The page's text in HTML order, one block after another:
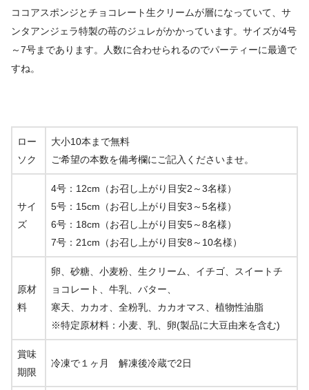
ココアスポンジとチョコレート生クリームが層になっていて、サ
ンタアンジェラ特製の苺のジュレがかかっています。サイズが4号
～7号まであります。人数に合わせられるのでパーティーに最適で
すね。
ロー
ソク
大小10本まで無料
ご希望の本数を備考欄にご記入くださいませ。
サイ
ズ
4号：12cm（お召し上がり目安2～3名様）
5号：15cm（お召し上がり目安3～5名様）
6号：18cm（お召し上がり目安5～8名様）
7号：21cm（お召し上がり目安8～10名様）
原材
料
卵、砂糖、小麦粉、生クリーム、イチゴ、スイートチ
ョコレート、牛乳、バター、
寒天、カカオ、全粉乳、カカオマス、植物性油脂
※特定原材料：小麦、乳、卵(製品に大豆由来を含む)
賞味
期限
冷凍で１ヶ月 解凍後冷蔵で2日